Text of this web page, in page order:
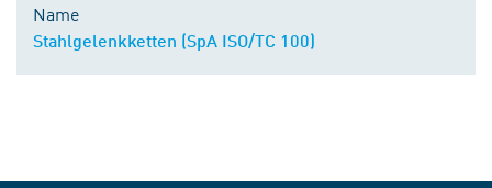
Name
Stahlgelenkketten (SpA ISO/TC 100)